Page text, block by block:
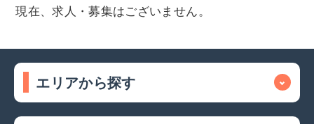
現在、求人・募集はございません。
エリアから探す